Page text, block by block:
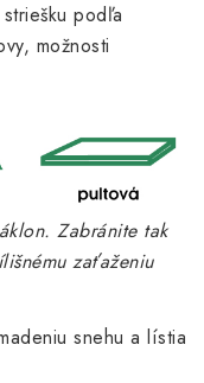
podľa
možnosti
Zabránite tak
zaťaženiu
snehu a lístia